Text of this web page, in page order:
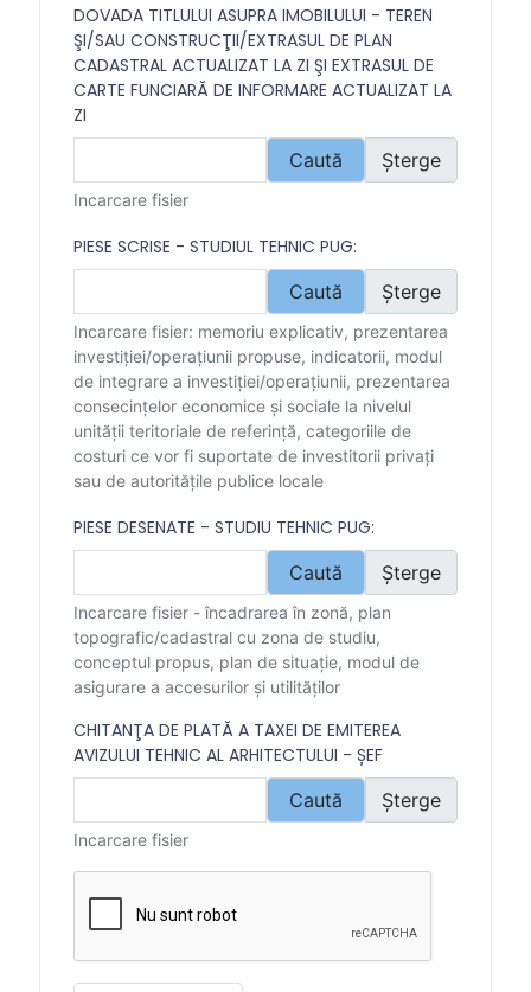
DOVADA TITLULUI ASUPRA IMOBILULUI - TEREN
ŞI/SAU CONSTRUCŢII/EXTRASUL DE PLAN
CADASTRAL ACTUALIZAT LA ZI ŞI EXTRASUL DE
CARTE FUNCIARĂ DE INFORMARE ACTUALIZAT LA
ZI
Caută
Șterge
Incarcare fisier
PIESE SCRISE - STUDIUL TEHNIC PUG:
Caută
Șterge
Incarcare fisier: memoriu explicativ, prezentarea
investiţiei/operaţiunii propuse, indicatorii, modul
de integrare a investiţiei/operaţiunii, prezentarea
consecinţelor economice şi sociale la nivelul
unităţii teritoriale de referinţă, categoriile de
costuri ce vor fi suportate de investitorii privaţi
sau de autorităţile publice locale
PIESE DESENATE - STUDIU TEHNIC PUG:
Caută
Șterge
Incarcare fisier - încadrarea în zonă, plan
topografic/cadastral cu zona de studiu,
conceptul propus, plan de situaţie, modul de
asigurare a accesurilor şi utilităţilor
CHITANŢA DE PLATĂ A TAXEI DE EMITEREA
AVIZULUI TEHNIC AL ARHITECTULUI - ȘEF
Caută
Șterge
Incarcare fisier